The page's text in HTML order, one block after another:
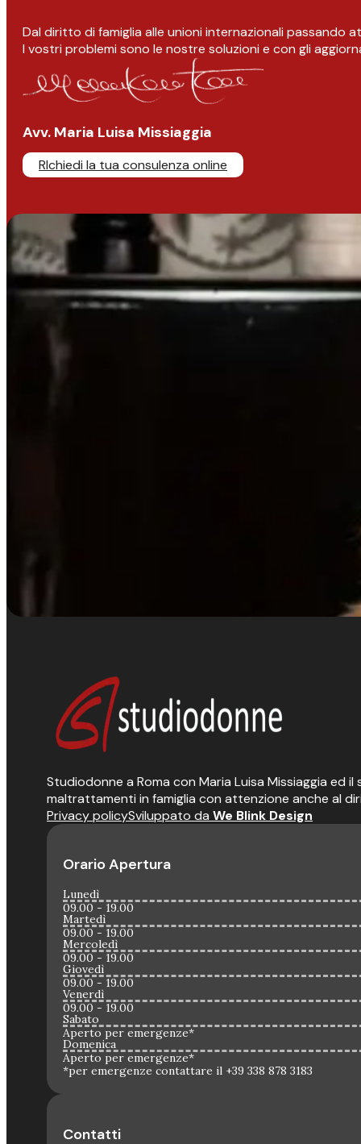
Dal diritto di famiglia alle unioni internazionali passando
I vostri problemi sono le nostre soluzioni e con gli
Avv. Maria Luisa Missiaggia
RIchiedi la tua consulenza online
Studiodonne a Roma con Maria Luisa Missiaggia ed
maltrattamenti in famiglia con attenzione anche al
Privacy policySviluppato da We Blink Design
Orario Apertura
Lunedì
09.00 - 19.00
Martedì
09.00 - 19.00
Mercoledì
09.00 - 19.00
Giovedì
09.00 - 19.00
Venerdì
09.00 - 19.00
Sabato
Aperto per emergenze*
Domenica
Aperto per emergenze*
*per emergenze contattare il +39 338 878 3183
Contatti